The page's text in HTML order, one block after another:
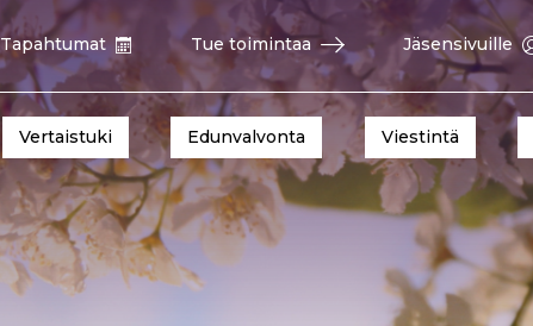
Tapahtumat Tue toimintaa Jäsensivuille
Vertaistuki Edunvalvonta Viestintä